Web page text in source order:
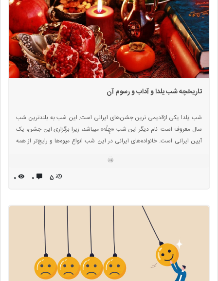
تاریخچه شب یلدا و آداب و رسوم آن
شب یَلدا یکی ازقدیمی ترین جشن‌های ایرانی است. این شب به بلندترین شب
سال معروف است. نام ديگر این شب «چِلّه» ميباشد، زیرا برگزاری این جشن، یک
آیین ایرانی ‌است. خانواده‌های ایرانی در این شب انواع میوه‌ها و رایج‌تر از همه
یلدا به طور دقیق مشخص نیست که چه زمانی به زبان فارسی وارد شده است.
آخرین شب پاییز که دراز ترین شب سال به حساب می آید با نام شب یلدا جایگاه
5 ۰ ۰